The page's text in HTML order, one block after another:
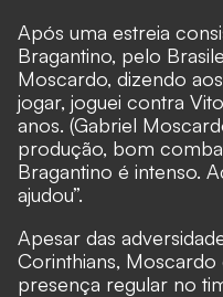
Após uma estreia
Bragantino, pelo
Moscardo, dizendo
jogar, joguei contra
anos. (Gabriel
produção, bom
Bragantino é intenso.
ajudou”.
Apesar das
Corinthians,
presença regular no